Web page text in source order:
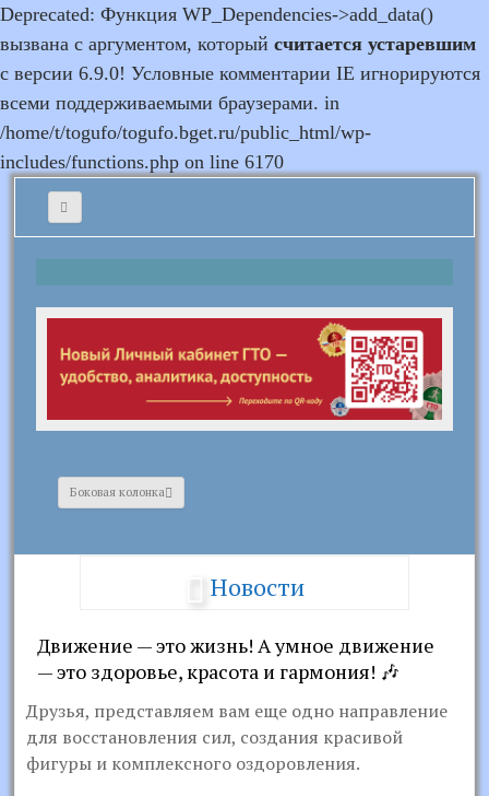
Deprecated: Функция WP_Dependencies->add_data()
вызвана с аргументом, который считается устаревшим
с версии 6.9.0! Условные комментарии IE игнорируются
всеми поддерживаемыми браузерами. in
/home/t/togufo/togufo.bget.ru/public_html/wp-
includes/functions.php on line 6170
Боковая колонка
Новости
Движение — это жизнь! А умное движение
— это здоровье, красота и гармония! 🎶
Друзья, представляем вам еще одно направление
для восстановления сил, создания красивой
фигуры и комплексного оздоровления.